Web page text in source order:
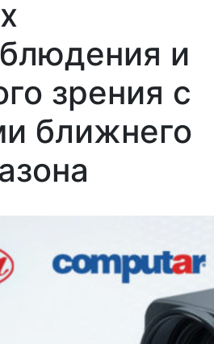
и
зрения с
ближнего